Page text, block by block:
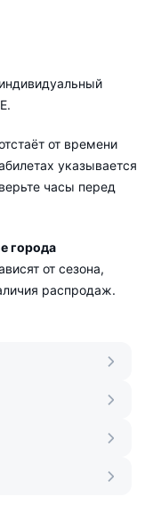
от времени
указывается
часы перед
города
от сезона,
распродаж.